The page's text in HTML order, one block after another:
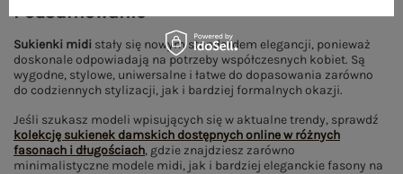
Podsumowanie
Sukienki midi stały się nowym standardem elegancji, ponieważ
doskonale odpowiadają na potrzeby współczesnych kobiet. Są
wygodne, stylowe, uniwersalne i łatwe do dopasowania zarówno
do codziennych stylizacji, jak i bardziej formalnych okazji.
Jeśli szukasz modeli wpisujących się w aktualne trendy, sprawdź
kolekcję sukienek damskich dostępnych online w różnych
fasonach i długościach, gdzie znajdziesz zarówno
minimalistyczne modele midi, jak i bardziej eleganckie fasony na